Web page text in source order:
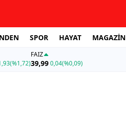
SPOR HAYAT MAGAZİN
(%1,72)
FAİZ
39,990,04(%0,09)